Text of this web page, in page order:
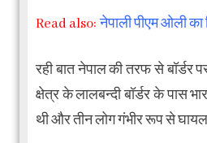
Read also:नेपाली पीएम ओली का
रही बात नेपाल की तरफ से बॉर्डर
क्षेत्र के लालबन्दी बॉर्डर के पास
थी और तीन लोग गंभीर रूप से